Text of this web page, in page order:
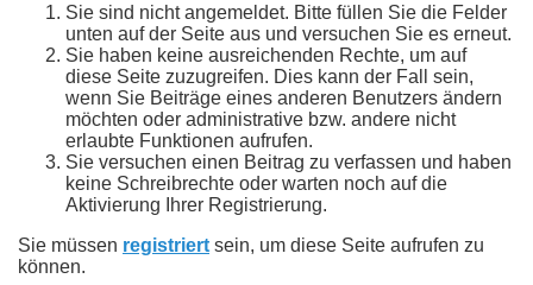
Sie sind nicht angemeldet. Bitte füllen Sie die Felder
unten auf der Seite aus und versuchen Sie es erneut.
Sie haben keine ausreichenden Rechte, um auf
diese Seite zuzugreifen. Dies kann der Fall sein,
wenn Sie Beiträge eines anderen Benutzers ändern
möchten oder administrative bzw. andere nicht
erlaubte Funktionen aufrufen.
Sie versuchen einen Beitrag zu verfassen und haben
keine Schreibrechte oder warten noch auf die
Aktivierung Ihrer Registrierung.
Sie müssen registriert sein, um diese Seite aufrufen zu
können.